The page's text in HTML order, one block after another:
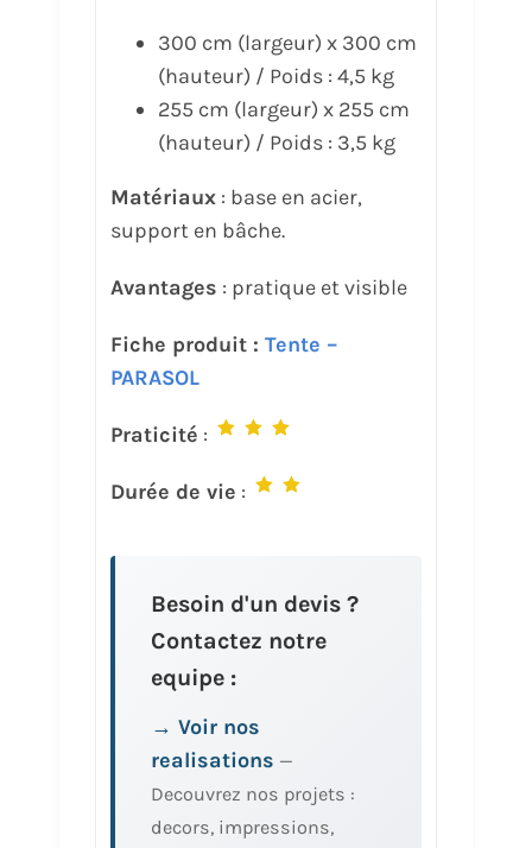
300 cm (largeur) x 300 cm
(hauteur) / Poids : 4,5 kg
255 cm (largeur) x 255 cm
(hauteur) / Poids : 3,5 kg
Matériaux: base en acier,
support en bâche.
Avantages : pratique et visible
Fiche produit : Tente –
PARASOL
Praticité :
Durée de vie :
Besoin d'un devis ?
Contactez notre
equipe :
→ Voir nos
realisations —
Decouvrez nos projets :
decors, impressions,